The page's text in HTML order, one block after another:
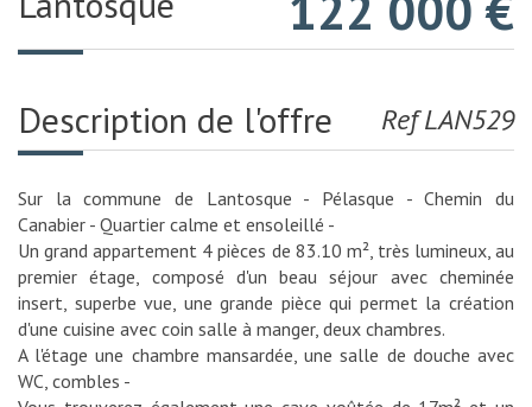
Description de l'offre Ref LAN529
Sur la commune de Lantosque - Pélasque - Chemin du
Canabier - Quartier calme et ensoleillé -
Un grand appartement 4 pièces de 83.10 m², très lumineux, au
premier étage, composé d'un beau séjour avec cheminée
insert, superbe vue, une grande pièce qui permet la création
d'une cuisine avec coin salle à manger, deux chambres.
A l'étage une chambre mansardée, une salle de douche avec
WC, combles -